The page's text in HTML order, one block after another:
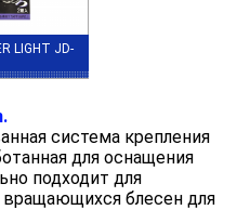
LIGHT JD-
система крепления
для оснащения
подходит для
блесен для